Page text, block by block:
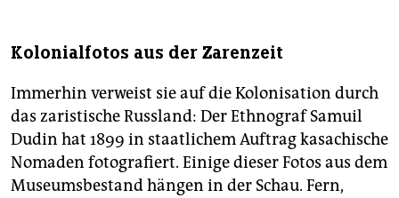
Kolonialfotos aus der Zarenzeit
Immerhin verweist sie auf die Kolonisation durch
das zaristische Russland: Der Ethnograf Samuil
Dudin hat 1899 in staatlichem Auftrag kasachische
Nomaden fotografiert. Einige dieser Fotos aus dem
Museumsbestand hängen in der Schau. Fern,